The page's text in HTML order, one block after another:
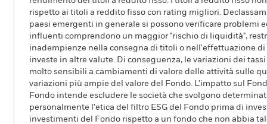
rispetto ai titoli a reddito fisso con rating migliori.
paesi emergenti in generale si possono verificare
influenti comprendono un maggior "rischio di liquidità",
inadempienze nella consegna di titoli o nell'effettuazione
investe in altre valute. Di conseguenza, le variazioni dei
molto sensibili a cambiamenti di valore delle attività sulle
variazioni più ampie del valore del Fondo. L'impatto sul
Fondo intende escludere le società che svolgono
personalmente l'etica del filtro ESG del Fondo prima di
investimenti del Fondo rispetto a un fondo che non abbia